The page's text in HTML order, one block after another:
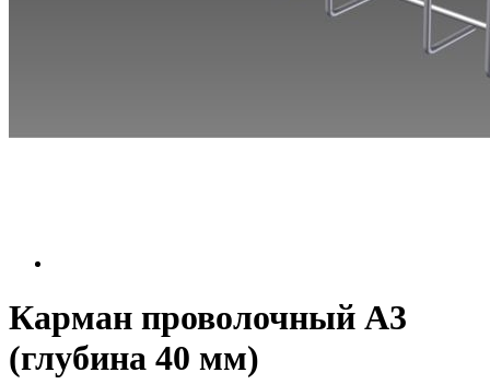
Карман проволочный А3
(глубина 40 мм)